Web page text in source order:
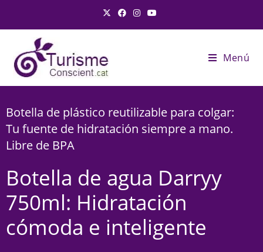
Menú
Botella de plástico reutilizable para colgar:
Tu fuente de hidratación siempre a mano.
Libre de BPA
Botella de agua Darryy
750ml: Hidratación
cómoda e inteligente